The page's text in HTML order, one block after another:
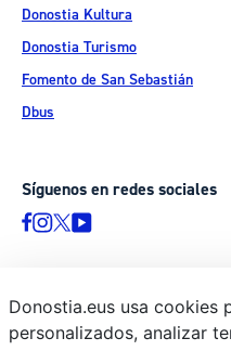
Donostia Kultura
Donostia Turismo
Fomento de San Sebastián
Dbus
Síguenos en redes sociales
© Donostiako Udala -
Ijentea 1, 20003 Donostia / San
Donostia.eus usa cookies
personalizados, analizar